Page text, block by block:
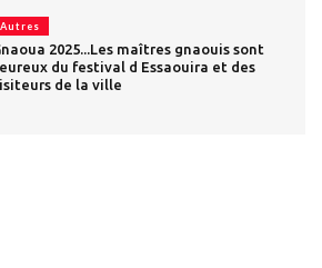
Autres
2025...Les maîtres gnaouis sont
du festival d Essaouira et des
de la ville